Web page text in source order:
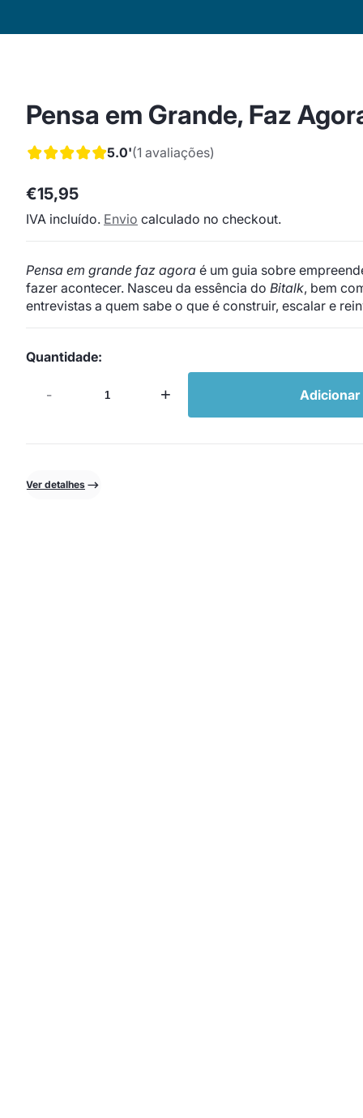
Pensa em Grande, Faz
5.0'(1 avaliações)
Preço
regular
€15,95
IVA incluído. Envio calculado no checkout.
Pensa em grande faz agora é um guia sobre
fazer acontecer. Nasceu da essência do Bitalk, bem
entrevistas a quem sabe o que é construir, escalar e
Quantidade:
- + Adicionar
Ver detalhes